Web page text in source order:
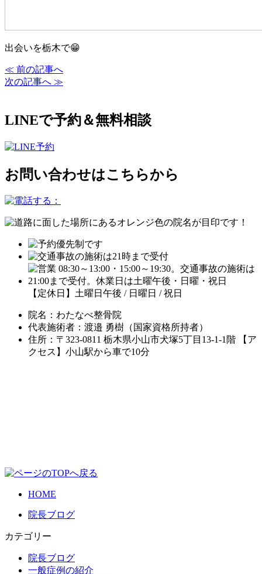
出会いを栃木で😁
≪ 前の記事へ
次の記事へ ≫
LINEで予約＆無料相談
お問い合わせはこちらから
【定休日】土曜日午後 / 日曜日 / 祝日
院名：わたなべ整骨院
代表施術者：渡邉 勇樹（国家資格所持者）
住所：〒323-0811 栃木県小山市犬塚5丁目13-1-1階 【ア
クセス】小山駅から車で10分
HOME
院長ブログ
カテゴリー
院長ブログ
一般症例の紹介